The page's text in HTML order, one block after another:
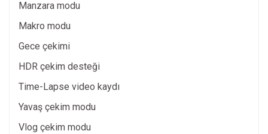
Manzara modu
Makro modu
Gece çekimi
HDR çekim desteği
Time-Lapse video kaydı
Yavaş çekim modu
Vlog çekim modu